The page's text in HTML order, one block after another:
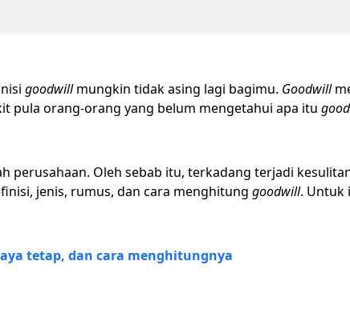
goodwillmungkin tidak asing lagi bagimu. Goodwill
pula orang-orang yang belum mengetahui apa itu
perusahaan. Oleh sebab itu, terkadang terjadi
jenis, rumus, dan cara menghitung goodwill. Untuk
tetap, dan cara menghitungnya